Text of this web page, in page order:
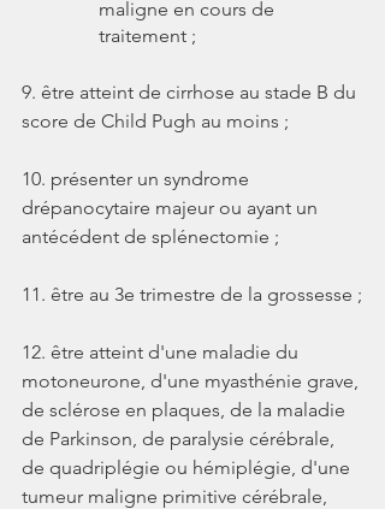
maligne en cours de
traitement ;
9. être atteint de cirrhose au stade B du
score de Child Pugh au moins ;
10. présenter un syndrome
drépanocytaire majeur ou ayant un
antécédent de splénectomie ;
11. être au 3e trimestre de la grossesse ;
12. être atteint d'une maladie du
motoneurone, d'une myasthénie grave,
de sclérose en plaques, de la maladie
de Parkinson, de paralysie cérébrale,
de quadriplégie ou hémiplégie, d'une
tumeur maligne primitive cérébrale,